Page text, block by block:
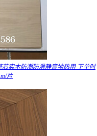
实木防潮防滑静音地热用 下单时
片